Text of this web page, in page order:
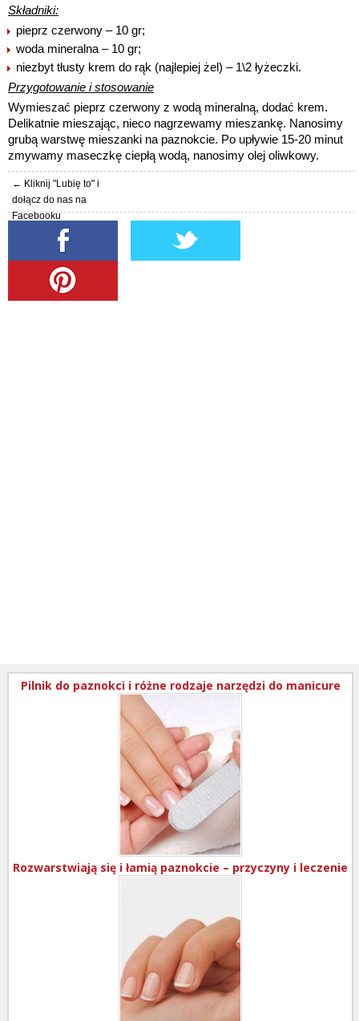
Składniki:
pieprz czerwony – 10 gr;
woda mineralna – 10 gr;
niezbyt tłusty krem do rąk (najlepiej żel) – 1\2 łyżeczki.
Przygotowanie i stosowanie
Wymieszać pieprz czerwony z wodą mineralną, dodać krem.
Delikatnie mieszając, nieco nagrzewamy mieszankę. Nanosimy
grubą warstwę mieszanki na paznokcie. Po upływie 15-20 minut
zmywamy maseczkę ciepłą wodą, nanosimy olej oliwkowy.
← Kliknij "Lubię to" i
dołącz do nas na
Facebooku
Pilnik do paznokci i różne rodzaje narzędzi do manicure
Rozwarstwiają się i łamią paznokcie – przyczyny i leczenie